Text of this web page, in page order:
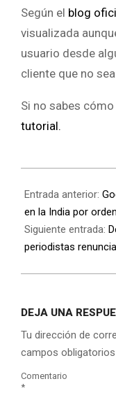
Según el blog
visualizada
usuario desde
cliente que no
Si no sabes
tutorial.
Entrada anterior:
en la India por
Siguiente entrada:
periodistas
DEJA UNA
Tu dirección de
campos
Comentario
*